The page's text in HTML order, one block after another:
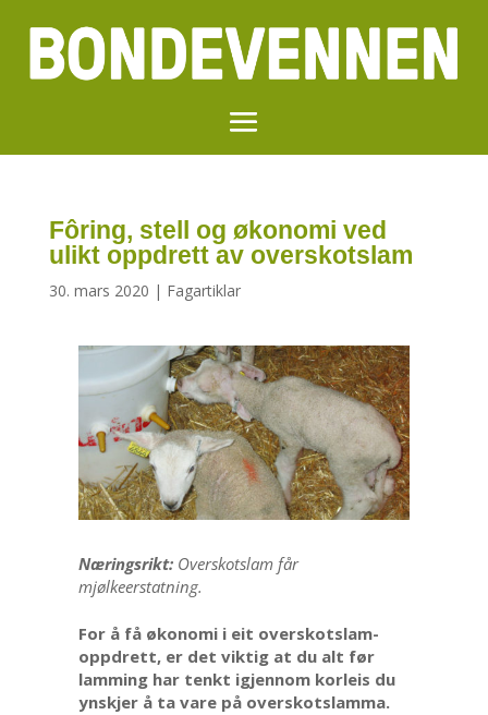
Fôring, stell og økonomi ved
ulikt oppdrett av overskotslam
30. mars 2020 | Fagartiklar
Næringsrikt:Overskotslam får
mjølkeerstatning.
For å få økonomi i eit overskotslam-
oppdrett, er det viktig at du alt før
lamming har tenkt igjennom korleis du
ynskjer å ta vare på overskotslamma.